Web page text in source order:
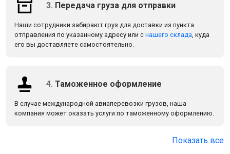
3. Передача груза для отправки
Наши сотрудники забирают груз для доставки из пункта
отправления по указанному адресу или с нашего склада , куда
его вы доставляете самостоятельно.
4. Таможенное оформление
В случае международной авиаперевозки грузов, наша
компания может оказать услуги по таможенному оформлению.
Показать все